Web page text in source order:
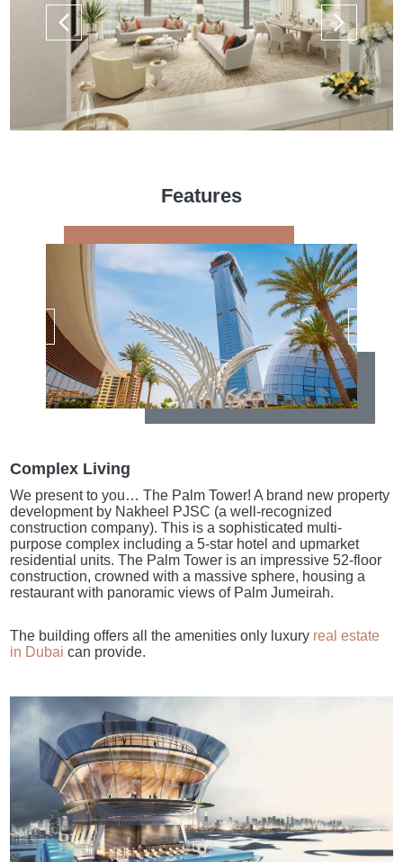
Features
Complex Living
We present to you… The Palm Tower! A brand new property
development by Nakheel PJSC (a well-recognized
construction company). This is a sophisticated multi-
purpose complex including a 5-star hotel and upmarket
residential units. The Palm Tower is an impressive 52-floor
construction, crowned with a massive sphere, housing a
restaurant with panoramic views of Palm Jumeirah.
The building offers all the amenities only luxury real estate
in Dubai can provide.